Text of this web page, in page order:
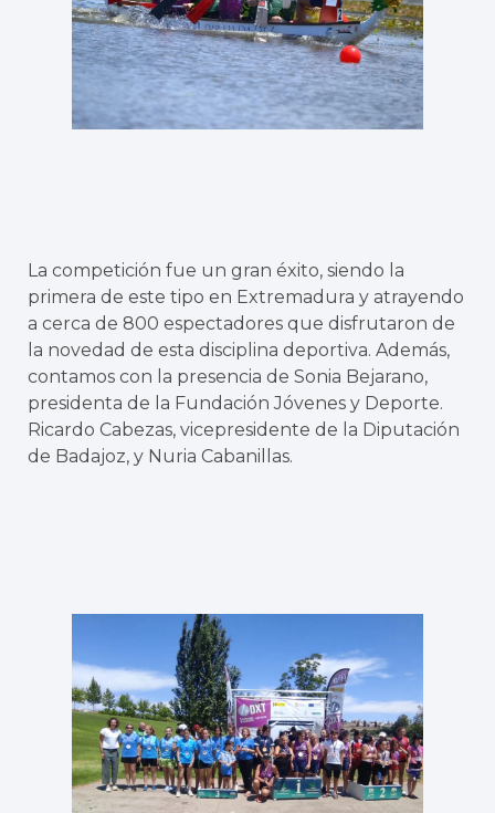
La competición fue un gran éxito, siendo la
primera de este tipo en Extremadura y atrayendo
a cerca de 800 espectadores que disfrutaron de
la novedad de esta disciplina deportiva. Además,
contamos con la presencia de Sonia Bejarano,
presidenta de la Fundación Jóvenes y Deporte.
Ricardo Cabezas, vicepresidente de la Diputación
de Badajoz, y Nuria Cabanillas.